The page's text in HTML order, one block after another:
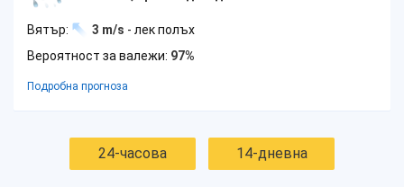
Вятър: 3 m/s - лек полъх
Вероятност за валежи: 97%
Подробна прогноза
24-часова 14-дневна